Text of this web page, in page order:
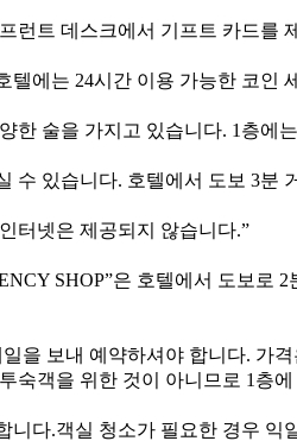
런트 데스크에서 기프트 카드를
텔에는 24시간 이용 가능한 코인
한 술을 가지고 있습니다. 1층
있습니다. 호텔에서 도보 3분
터넷은 제공되지 않습니다.”
SHOP”은 호텔에서 도보로
보내 예약하셔야 합니다. 가
숙객을 위한 것이 아니므로 1층
다.객실 청소가 필요한 경우